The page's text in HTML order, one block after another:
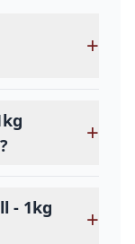
+
+
- 1kg
+